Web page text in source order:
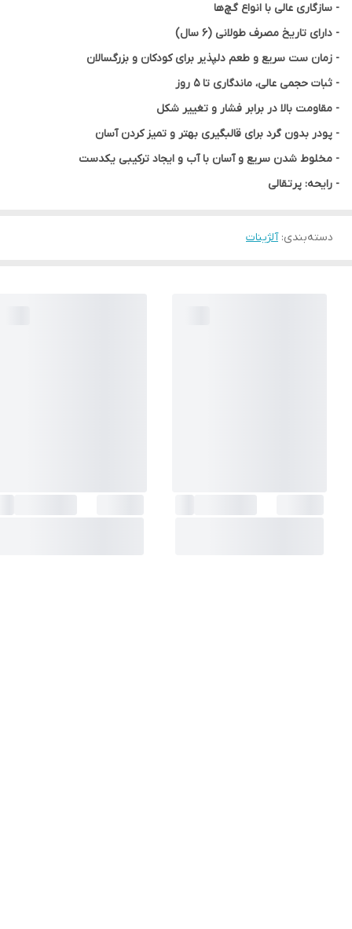
- سازگاری عالی با انواع گچ‌ها
- دارای تاریخ مصرف طولانی (6 سال)
- زمان ست سریع و طعم دلپذیر برای کودکان و بزرگسالان
- ثبات حجمی عالی، ماندگاری تا 5 روز
- مقاومت بالا در برابر فشار و تغییر شکل
- پودر بدون گرد برای قالبگیری بهتر و تمیز کردن آسان
- مخلوط شدن سریع و آسان با آب و ایجاد ترکیبی یکدست
- رایحه: پرتقالی
دسته‌بندی:آلژینات